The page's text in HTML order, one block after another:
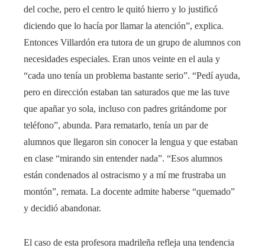
del coche, pero el centro le quitó hierro y lo justificó
diciendo que lo hacía por llamar la atención”, explica.
Entonces Villardón era tutora de un grupo de alumnos con
necesidades especiales. Eran unos veinte en el aula y
“cada uno tenía un problema bastante serio”. “Pedí ayuda,
pero en dirección estaban tan saturados que me las tuve
que apañar yo sola, incluso con padres gritándome por
teléfono”, abunda. Para rematarlo, tenía un par de
alumnos que llegaron sin conocer la lengua y que estaban
en clase “mirando sin entender nada”. “Esos alumnos
están condenados al ostracismo y a mí me frustraba un
montón”, remata. La docente admite haberse “quemado”
y decidió abandonar.
El caso de esta profesora madrileña refleja una tendencia